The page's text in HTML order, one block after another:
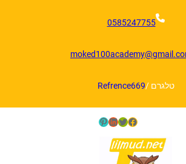
0585247755
טלגרם /Refrence669
Facebook
Twitter
LinkedIn
Pinterest